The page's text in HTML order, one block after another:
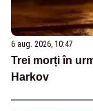
6 aug. 2026, 10:47
Trei morți în
Harkov